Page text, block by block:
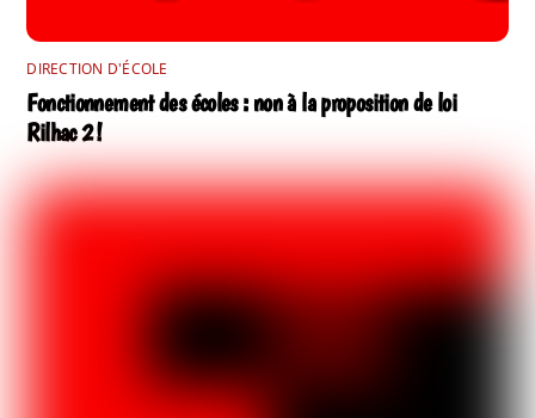
DIRECTION D'ÉCOLE
Fonctionnement des écoles : non à la proposition de loi
Rilhac 2 !